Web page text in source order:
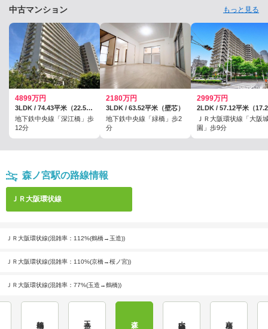
中古マンション もっと見る
4899万円
3LDK / 74.43平米（22.51坪）（壁芯）
地下鉄中央線「深江橋」歩
12分
2180万円
3LDK / 63.52平米（壁芯）
地下鉄中央線「緑橋」歩2
分
2999万円
ＪＲ大阪環状線「大阪
園」歩9分
森ノ宮駅の路線情報
ＪＲ大阪環状線
ＪＲ大阪環状線(混雑率：112%(鶴橋→玉造))
ＪＲ大阪環状線(混雑率：110%(京橋→桜ノ宮))
ＪＲ大阪環状線(混雑率：77%(玉造→鶴橋))
森ノ宮